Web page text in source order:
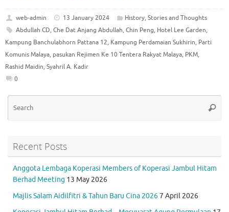
e
b
o
o
it
te
r
ai
l
at
s
A
p
e
gr
a
ar
e
web-admin 13 January 2024 History, Stories and Thoughts
Abdullah CD, Che Dat Anjang Abdullah, Chin Peng, Hotel Lee Garden,
Kampung Banchulabhorn Pattana 12, Kampung Perdamaian Sukhirin, Parti
Komunis Malaya, pasukan Rejimen Ke 10 Tentera Rakyat Malaya, PKM,
Rashid Maidin, Syahril A. Kadir
0
Recent Posts
Anggota Lembaga Koperasi Members of Koperasi Jambul Hitam
Berhad Meeting 13 May 2026
Majlis Salam Aidilfitri & Tahun Baru Cina 20267 April 2026